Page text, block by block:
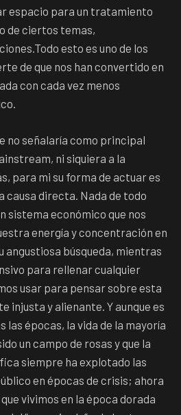
espacio para un tratamiento
de ciertos temas,
esto es uno de los
de que nos han convertido en
con cada vez menos
no señalaría como principal
ni siquiera a la
para mi su forma de actuar es
causa directa. Nada de todo
sistema económico que nos
energía y concentración en
angustiosa búsqueda, mientras
para rellenar cualquier
usar para pensar sobre esta
injusta y alienante. Y aunque es
las épocas, la vida de la mayoría
un campo de rosas y que la
siempre ha explotado las
en épocas de crisis; ahora
vivimos en la época dorada